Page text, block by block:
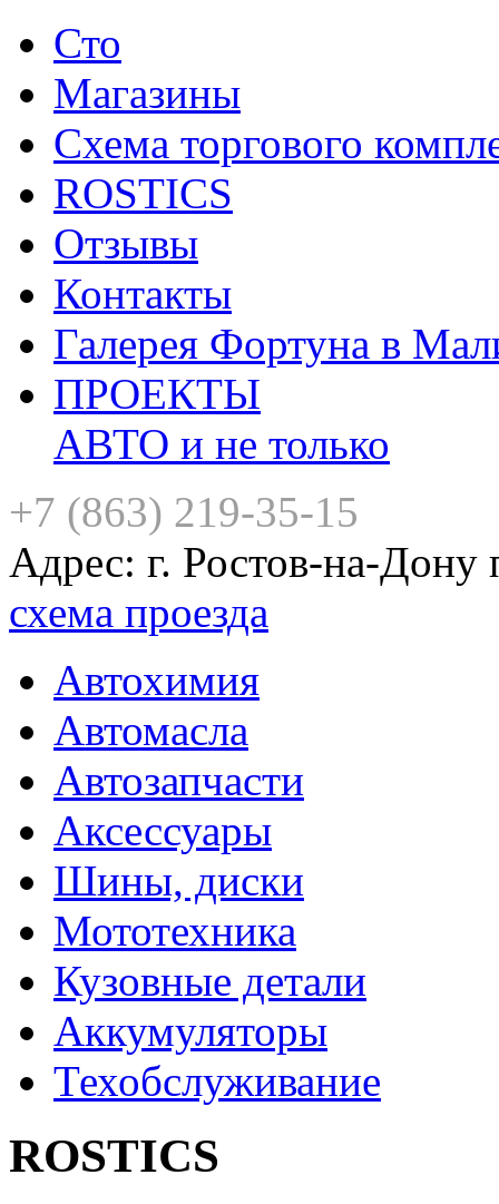
Сто
Магазины
Схема торгового
ROSTICS
Отзывы
Контакты
Галерея Фортуна в
ПРОЕКТЫ
АВТО и не только
+7 (863) 219-35-15
Адрес: г. Ростов-на-
схема проезда
Автохимия
Автомасла
Автозапчасти
Аксессуары
Шины, диски
Мототехника
Кузовные детали
Аккумуляторы
Техобслуживание
ROSTICS